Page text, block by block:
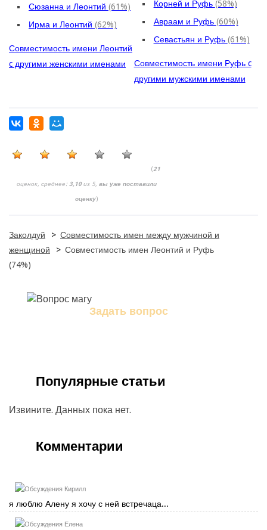
Сюзанна и Леонтий (61%)
Ирма и Леонтий (62%)
Совместимость имени Леонтий
c другими женскими именами
Корней и Руфь (58%)
Авраам и Руфь (60%)
Севастьян и Руфь (61%)
Совместимость имени Руфь c
другими мужскими именами
(21
оценок, среднее: 3,10из 5, вы уже поставили
оценку)
Заколдуй > Совместимость имен между мужчиной и
женщиной
> Совместимость имен Леонтий и Руфь
(74%)
Задать вопрос
Популярные статьи
Извините. Данных пока нет.
Комментарии
Кирилл
я люблю Алену я хочу с ней встречаца...
Елена